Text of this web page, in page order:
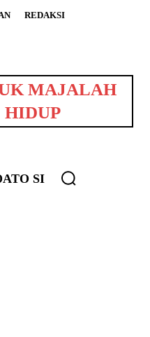
REDAKSI
MAJALAH
HIDUP
SI